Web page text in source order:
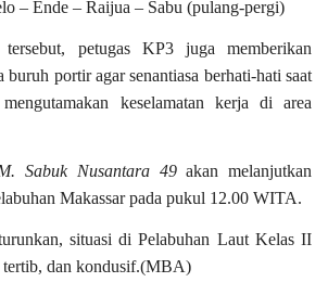
– Ende – Raijua – Sabu (pulang-pergi)
tersebut, petugas KP3 juga memberikan
buruh portir agar senantiasa berhati-hati saat
keselamatan kerja di area
Sabuk Nusantara 49akan melanjutkan
Makassar pada pukul 12.00 WITA.
situasi di Pelabuhan Laut Kelas II
tertib, dan kondusif.(MBA)